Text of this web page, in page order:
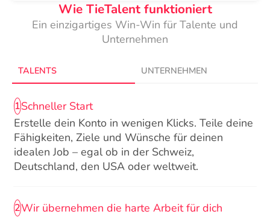
Wie TieTalent funktioniert
Ein einzigartiges Win-Win für Talente und
Unternehmen
TALENTS UNTERNEHMEN
1Schneller Start
Erstelle dein Konto in wenigen Klicks. Teile deine
Fähigkeiten, Ziele und Wünsche für deinen
idealen Job – egal ob in der Schweiz,
Deutschland, den USA oder weltweit.
2Wir übernehmen die harte Arbeit für dich